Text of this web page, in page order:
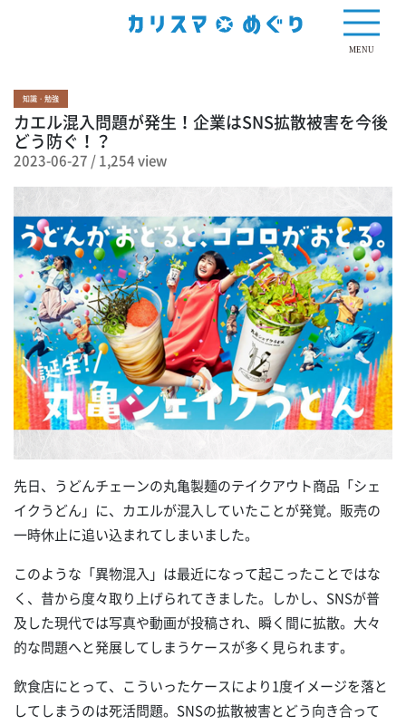
MENU
知識・勉強
カエル混入問題が発生！企業はSNS拡散被害を今後
どう防ぐ！？
2023-06-27 /1,254 view
先日、うどんチェーンの丸亀製麺のテイクアウト商品「シェ
イクうどん」に、カエルが混入していたことが発覚。販売の
一時休止に追い込まれてしまいました。
このような「異物混入」は最近になって起こったことではな
く、昔から度々取り上げられてきました。しかし、SNSが普
及した現代では写真や動画が投稿され、瞬く間に拡散。大々
的な問題へと発展してしまうケースが多く見られます。
飲食店にとって、こういったケースにより1度イメージを落と
してしまうのは死活問題。SNSの拡散被害とどう向き合って